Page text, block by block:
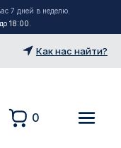
7 дней в неделю.
18:00.
Как нас найти?
0